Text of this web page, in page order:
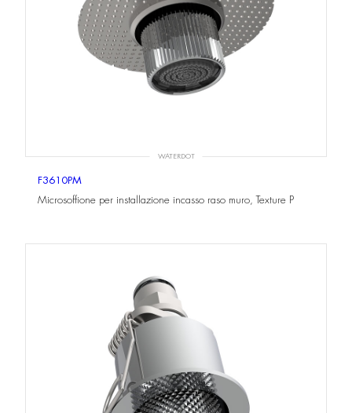
WATERDOT
F3610PM
Microsoffione per installazione incasso raso muro, Texture P